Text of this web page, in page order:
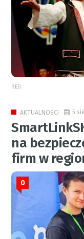
RED.
AKTUALNOŚCI 5
na
firm w
0